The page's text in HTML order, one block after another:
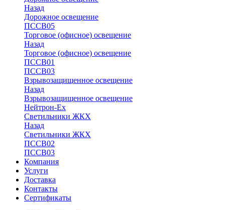
Назад
Дорожное освещение
ПССВ05
Торговое (офисное) освещение
Назад
Торговое (офисное) освещение
ПССВ01
ПССВ03
Взрывозащищенное освещение
Назад
Взрывозащищенное освещение
Нейтрон-Ex
Светильники ЖКХ
Назад
Светильники ЖКХ
ПССВ02
ПССВ03
Компания
Услуги
Доставка
Контакты
Сертификаты